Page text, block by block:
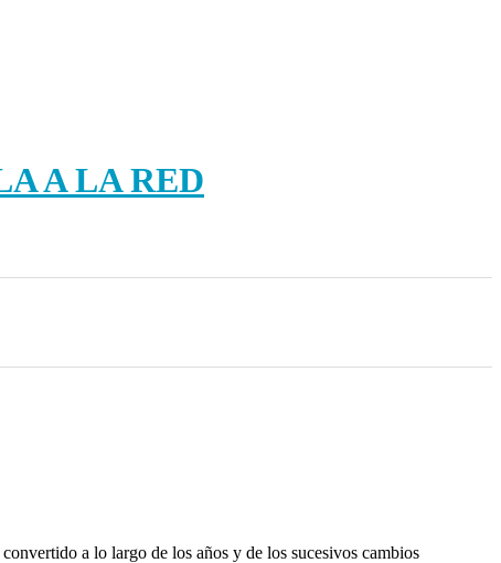
A LA RED
a lo largo de los años y de los sucesivos cambios